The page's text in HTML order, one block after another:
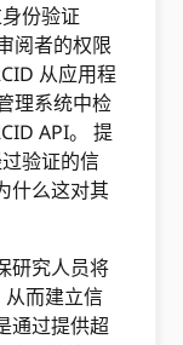
份验证
阅者的权限
从应用程
理系统中检
API。 提
验证的信
什么这对其
研究人员将
而建立信
通过提供超